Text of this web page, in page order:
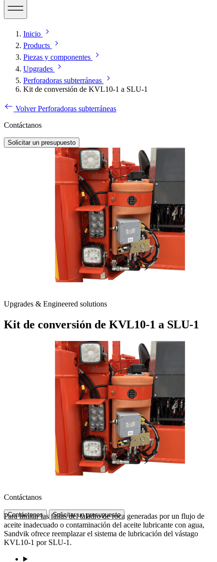
Inicio
Products
Piezas y componentes
Upgrades
Perforadoras subterráneas
Kit de conversión de KVL10-1 a SLU-1
Volver Perforadoras subterráneas
Contáctanos
Solicitar un presupuesto
Upgrades & Engineered solutions
Kit de conversión de KVL10-1 a SLU-1
Contáctanos
Contáctenos Solicitar un presupuesto
Para limitar las fallas del taladro de roca generadas por un flujo de
aceite inadecuado o contaminación del aceite lubricante con agua,
Sandvik ofrece reemplazar el sistema de lubricación del vástago
KVL10-1 por SLU-1.